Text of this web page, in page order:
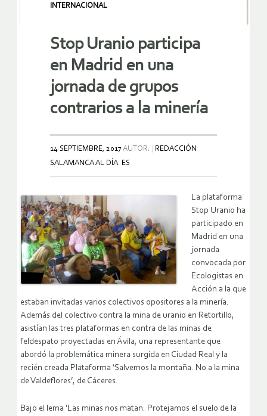
INTERNACIONAL
Stop Uranio participa
en Madrid en una
jornada de grupos
contrarios a la minería
14 SEPTIEMBRE, 2017AUTOR:
REDACCIÓN
SALAMANCA AL DÍA. ES
La plataforma
Stop Uranio ha
participado en
Madrid en una
jornada
convocada por
Ecologistas en
Acción a la que
estaban invitadas varios colectivos opositores a la minería.
Además del colectivo contra la mina de uranio en Retortillo,
asistían las tres plataformas en contra de las minas de
feldespato proyectadas en Ávila, una representante que
abordó la problemática minera surgida en Ciudad Real y la
recién creada Plataforma ‘Salvemos la montaña. No a la mina
de Valdeflores’, de Cáceres.
Bajo el lema ‘Las minas nos matan. Protejamos el suelo de la